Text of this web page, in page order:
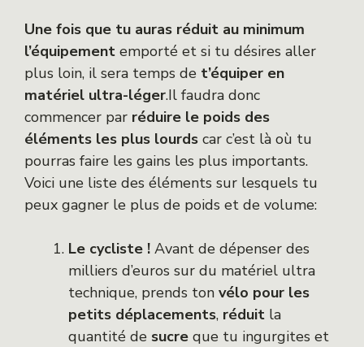
Une fois que tu auras réduit au minimum
l’équipement emporté et si tu désires aller
plus loin, il sera temps de t’équiper en
matériel ultra-léger.Il faudra donc
commencer par réduire le poids des
éléments les plus lourds car c’est là où tu
pourras faire les gains les plus importants.
Voici une liste des éléments sur lesquels tu
peux gagner le plus de poids et de volume:
Le cycliste ! Avant de dépenser des
milliers d’euros sur du matériel ultra
technique, prends ton vélo pour les
petits déplacements, réduit la
quantité de sucre que tu ingurgites et